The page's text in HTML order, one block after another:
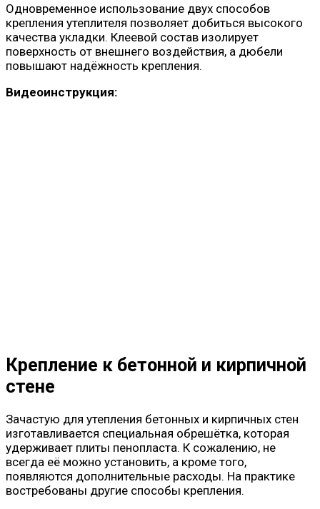
Одновременное использование двух способов
крепления утеплителя позволяет добиться высокого
качества укладки. Клеевой состав изолирует
поверхность от внешнего воздействия, а дюбели
повышают надёжность крепления.
Видеоинструкция:
Крепление к бетонной и кирпичной
стене
Зачастую для утепления бетонных и кирпичных стен
изготавливается специальная обрешётка, которая
удерживает плиты пенопласта. К сожалению, не
всегда её можно установить, а кроме того,
появляются дополнительные расходы. На практике
востребованы другие способы крепления.